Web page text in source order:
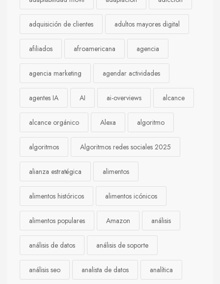
adquisición de clientes adultos mayores digital
afiliados afroamericana agencia
agencia marketing agendar actividades
agentes IA AI ai-overviews alcance
alcance orgánico Alexa algoritmo
algoritmos Algoritmos redes sociales 2025
alianza estratégica alimentos
alimentos históricos alimentos icónicos
alimentos populares Amazon análisis
análisis de datos análisis de soporte
análisis seo analista de datos analítica